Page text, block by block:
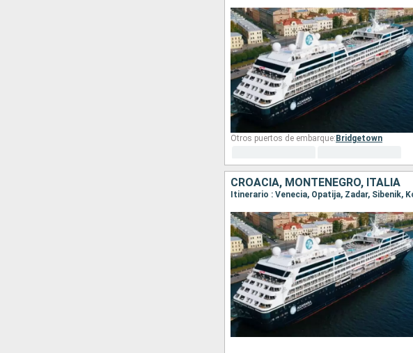
Otros puertos de embarque: Bridgetown
CROACIA, MONTENEGRO, ITALIA
Itinerario : Venecia, Opatija, Zadar, Sibenik,